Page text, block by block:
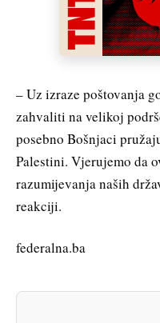
– Uz izraze poštovanja
zahvaliti na velikoj
posebno Bošnjaci
Palestini. Vjerujemo da
razumijevanja naših
reakciji.
federalna.ba